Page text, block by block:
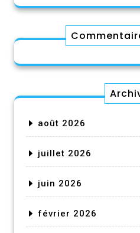
août 2026
juillet 2026
juin 2026
février 2026